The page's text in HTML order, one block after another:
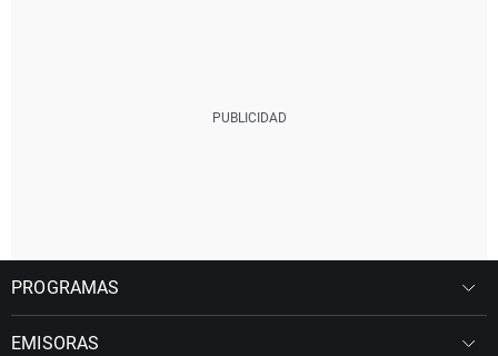
PROGRAMAS
EMISORAS